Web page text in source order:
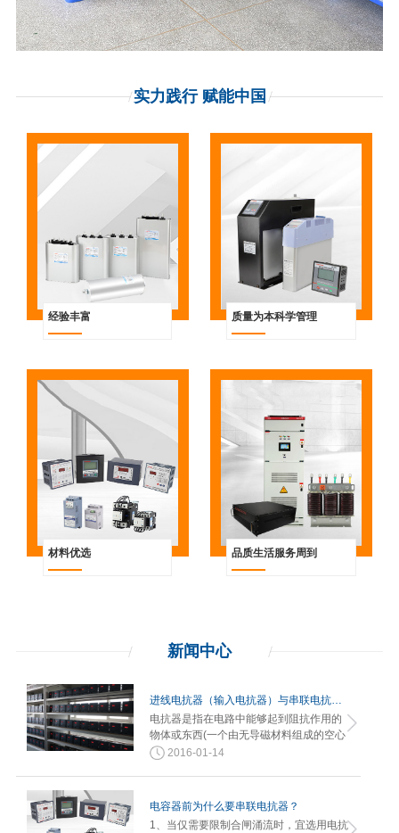
实力践行 赋能中国
经验丰富 质量为本科学管理
材料优选 品质生活服务周到
新闻 中心
电抗器是指在电路中能够起到阻抗作用的
物体或东西(一个由无导磁材料组成的空心
线圈)。进线电抗器（或称输入电…
2016-01-14
电容器前为什么要串联电抗器？
1、当仅需要限制合闸涌流时，宜选用电抗